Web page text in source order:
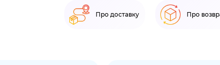
Про доставку Про